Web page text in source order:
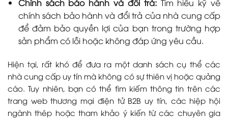
Chính sách bảo hành và đổi trả:Tìm hiểu kỹ về
chính sách bảo hành và đổi trả của nhà cung cấp
để đảm bảo quyền lợi của bạn trong trường hợp
sản phẩm có lỗi hoặc không đáp ứng yêu cầu.
Hiện tại, rất khó để đưa ra một danh sách cụ thể các
nhà cung cấp uy tín mà không có sự thiên vị hoặc quảng
cáo. Tuy nhiên, bạn có thể tìm kiếm thông tin trên các
trang web thương mại điện tử B2B uy tín, các hiệp hội
ngành thép hoặc tham khảo ý kiến từ các chuyên gia